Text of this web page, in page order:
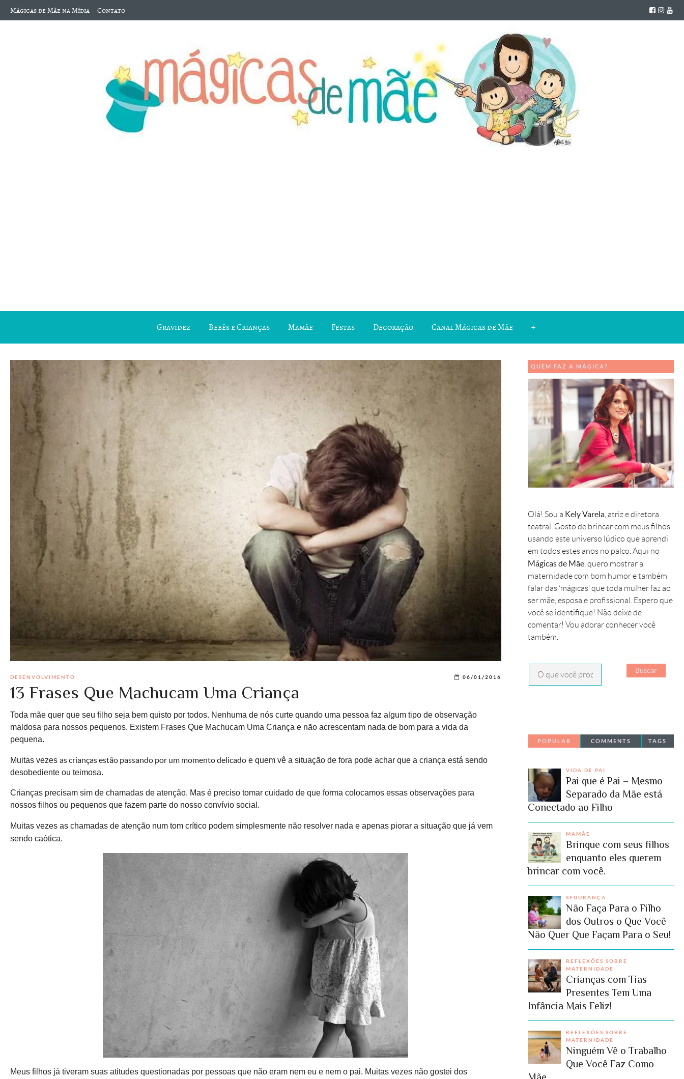
Mágicas de Mãe na Mídia Contato
Gravidez Bebês e Crianças Mamãe Festas Decoração Canal Mágicas de Mãe +
06/01/2016
DESENVOLVIMENTO
13 Frases Que Machucam Uma Criança
Toda mãe quer que seu filho seja bem quisto por todos. Nenhuma de nós curte quando uma pessoa faz algum tipo de observação
maldosa para nossos pequenos. Existem Frases Que Machucam Uma Criança e não acrescentam nada de bom para a vida da
pequena.
Muitas vezes as crianças estão passando por um momento delicado e quem vê a situação de fora pode achar que a criança está sendo
desobediente ou teimosa.
Crianças precisam sim de chamadas de atenção. Mas é preciso tomar cuidado de que forma colocamos essas observações para
nossos filhos ou pequenos que fazem parte do nosso convívio social.
Muitas vezes as chamadas de atenção num tom crítico podem simplesmente não resolver nada e apenas piorar a situação que já vem
sendo caótica.
Meus filhos já tiveram suas atitudes questionadas por pessoas que não eram nem eu e nem o pai. Muitas vezes não gostei dos
QUEM FAZ A MÁGICA?
Olá! Sou a Kely Varela , atriz e diretora
teatral. Gosto de brincar com meus filhos
usando este universo lúdico que aprendi
em todos estes anos no palco. Aqui no
Mágicas de Mãe , quero mostrar a
maternidade com bom humor e também
falar das ‘mágicas’ que toda mulher faz ao
ser mãe, esposa e profissional. Espero que
você se identifique! Não deixe de
comentar! Vou adorar conhecer você
também.
POPULAR COMMENTS TAGS
VIDA DE PAI
Pai que é Pai – Mesmo
Separado da Mãe está
Conectado ao Filho
MAMÃE
Brinque com seus filhos
enquanto eles querem
brincar com você.
SEGURANÇA
Não Faça Para o Filho
dos Outros o Que Você
Não Quer Que Façam Para o Seu!
REFLEXÕES SOBRE
MATERNIDADE
Crianças com Tias
Presentes Tem Uma
Infância Mais Feliz!
REFLEXÕES SOBRE
MATERNIDADE
Ninguém Vê o Trabalho
Que Você Faz Como
Mãe